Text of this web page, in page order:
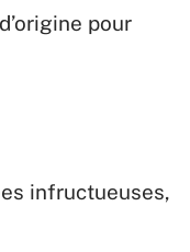
pour
infructueuses,